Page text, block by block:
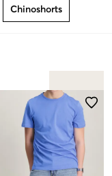
Chinoshorts